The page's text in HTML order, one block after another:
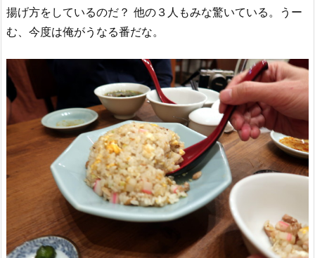
揚げ方をしているのだ？ 他の３人もみな驚いている。うー
む、今度は俺がうなる番だな。